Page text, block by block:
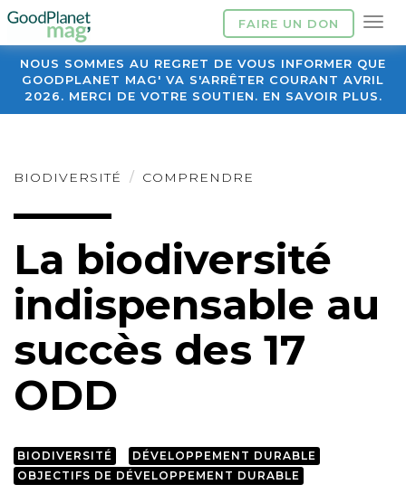
FAIRE UN DON
NOUS SOMMES AU REGRET DE VOUS INFORMER QUE
GOODPLANET MAG' VA S'ARRÊTER COURANT AVRIL
2026. MERCI DE VOTRE SOUTIEN. EN SAVOIR PLUS.
BIODIVERSITÉ COMPRENDRE
La biodiversité
indispensable au
succès des 17
ODD
BIODIVERSITÉ
DÉVELOPPEMENT DURABLE
OBJECTIFS DE DÉVELOPPEMENT DURABLE